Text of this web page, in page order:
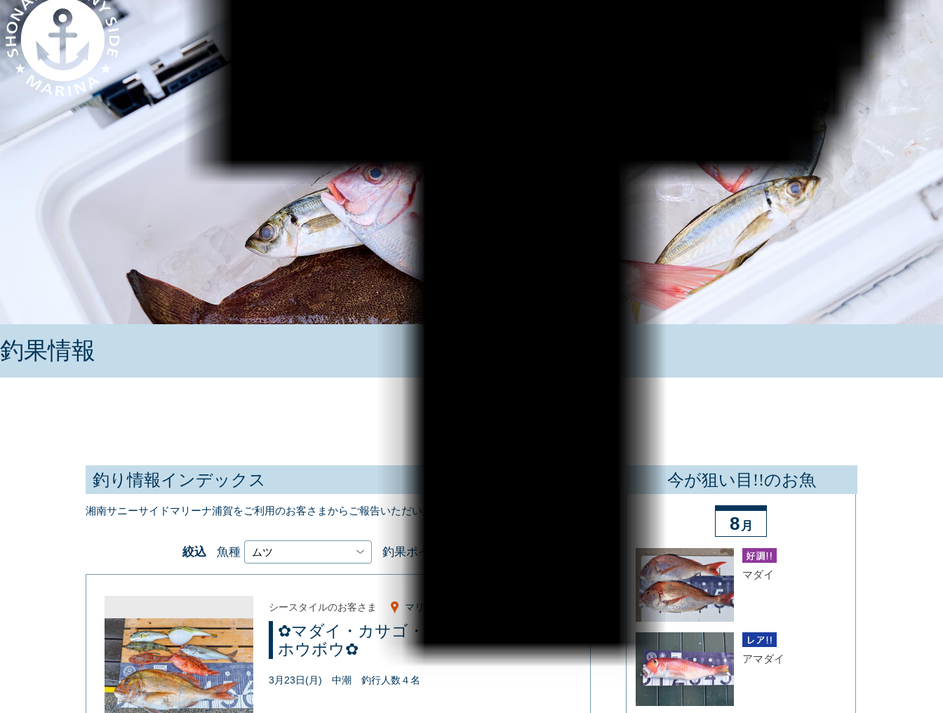
釣果情報
釣り情報インデックス
湘南サニーサイドマリーナ浦賀をご利用のお客さまからご報告いただいた釣果情報をお届けします！
絞込 魚種 釣果ポイント
シースタイルのお客さま マリーナ沖
✿マダイ・カサゴ・ムツ・サバフグ・
ホウボウ✿
3月23日(月) 中潮 釣行人数４名
今が狙い目!!のお魚
8 月
マダイ
アマダイ